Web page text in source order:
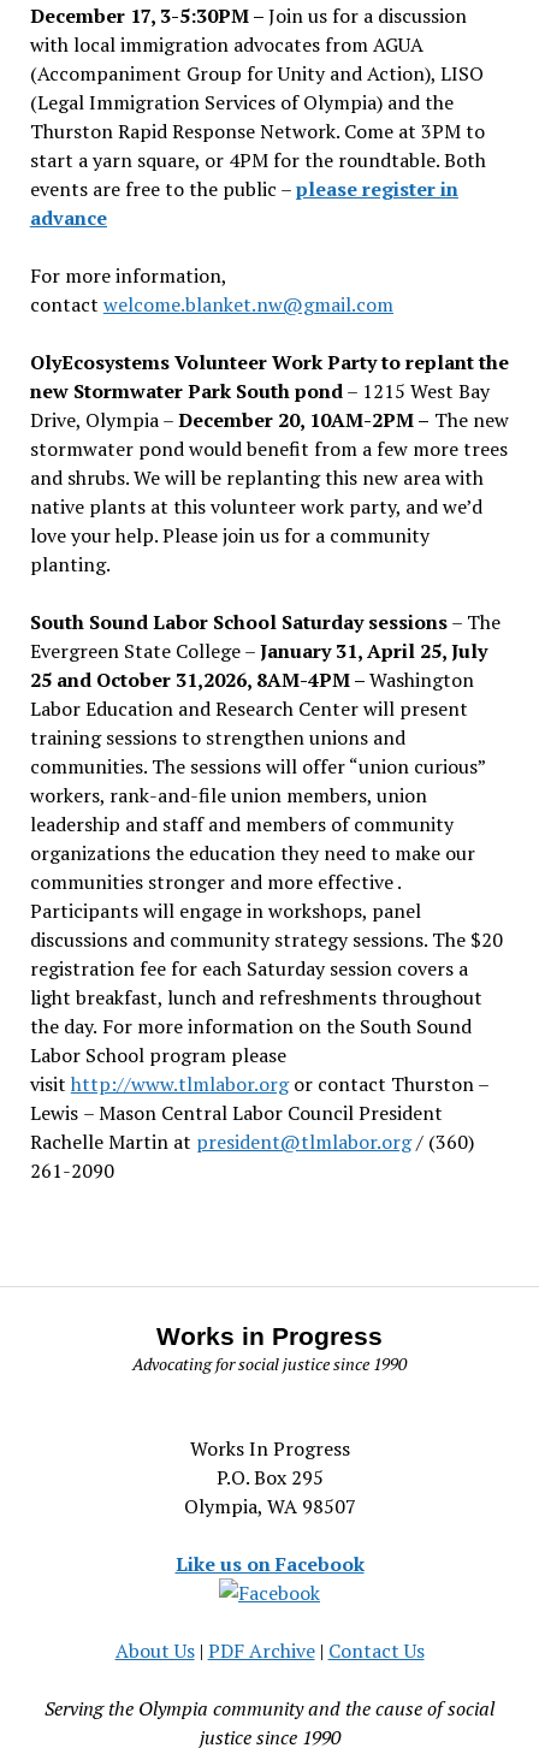
December 17, 3-5:30PM –Join us for a discussion
with local immigration advocates from AGUA
(Accompaniment Group for Unity and Action), LISO
(Legal Immigration Services of Olympia) and the
Thurston Rapid Response Network. Come at 3PM to
start a yarn square, or 4PM for the roundtable. Both
events are free to the public –please register in
advance
For more information,
contact welcome.blanket.nw@gmail.com
OlyEcosystems Volunteer Work Party to replant the
new Stormwater Park South pond– 1215 West Bay
Drive, Olympia –December 20, 10AM-2PM – The new
stormwater pond would benefit from a few more trees
and shrubs. We will be replanting this new area with
native plants at this volunteer work party, and we’d
love your help. Please join us for a community
planting.
South Sound Labor School Saturday sessions– The
Evergreen State College –January 31, April 25, July
25 and October 31,2026, 8AM-4PM –Washington
Labor Education and Research Center will present
training sessions to strengthen unions and
communities. The sessions will offer “union curious”
workers, rank-and-file union members, union
leadership and staff and members of community
organizations the education they need to make our
communities stronger and more effective .
Participants will engage in workshops, panel
discussions and community strategy sessions. The $20
registration fee for each Saturday session covers a
light breakfast, lunch and refreshments throughout
the day. For more information on the South Sound
Labor School program please
visit http://www.tlmlabor.orgor contact Thurston –
Lewis – Mason Central Labor Council President
Rachelle Martin at president@tlmlabor.org/ (360)
261-2090
Works in Progress
Advocating for social justice since 1990
Works In Progress
P.O. Box 295
Olympia, WA 98507
Like us on Facebook
About Us| PDF Archive| Contact Us
Serving the Olympia community and the cause of social
justice since 1990